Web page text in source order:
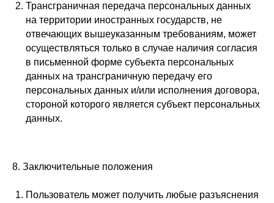
Трансграничная передача персональных данных
на территории иностранных государств, не
отвечающих вышеуказанным требованиям, может
осуществляться только в случае наличия согласия
в письменной форме субъекта персональных
данных на трансграничную передачу его
персональных данных и/или исполнения договора,
стороной которого является субъект персональных
данных.
8. Заключительные положения
Пользователь может получить любые разъяснения